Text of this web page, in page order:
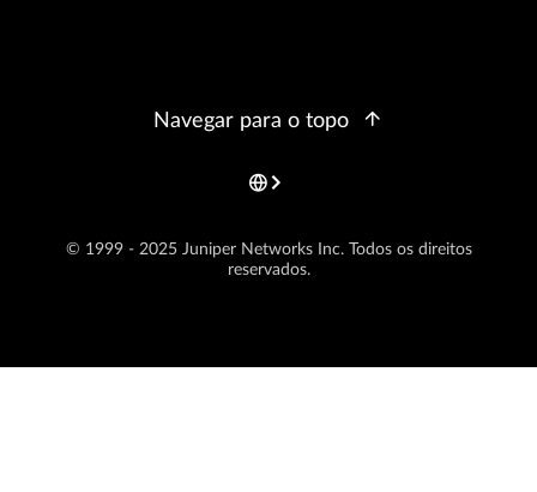
© 1999 - 2025 Juniper Networks Inc. Todos os direitos
reservados.
Navegar para o topo